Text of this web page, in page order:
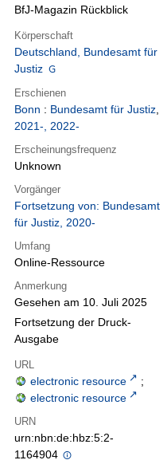
BfJ-Magazin Rückblick
Körperschaft
Deutschland, Bundesamt für
Justiz
Erschienen
Bonn : Bundesamt für Justiz,
2021-, 2022-
Erscheinungsfrequenz
Unknown
Vorgänger
Fortsetzung von: Bundesamt
für Justiz, 2020-
Umfang
Online-Ressource
Anmerkung
Gesehen am 10. Juli 2025
Fortsetzung der Druck-
Ausgabe
URL
electronic resource
;
electronic resource
URN
urn:nbn:de:hbz:5:2-
1164904